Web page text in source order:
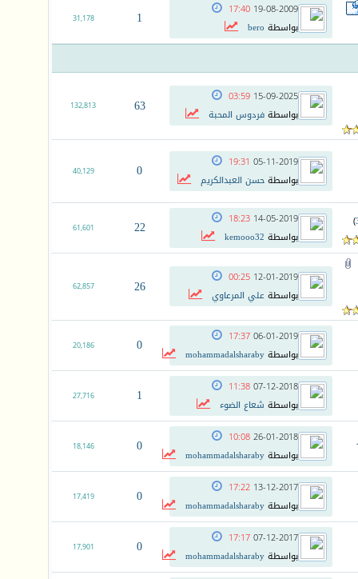
19-08-2009
17:40
بواسطة bero
1
31,178
15-09-2025
03:59
بواسطةفردوس المحبة 63
132,813
05-11-2019
19:31
بواسطةحسن العبدالكريم 0
40,129
)
14-05-2019
18:23
بواسطة kemooo32
22
61,601
12-01-2019
00:25
بواسطةعلي المرعاوي 26
62,857
06-01-2019
17:37
بواسطةmohammadalsharaby
0
20,186
07-12-2018
11:38
بواسطة شعاع الضوء 1
27,716
26-01-2018
10:08
بواسطةmohammadalsharaby
0
18,146
13-12-2017
17:22
بواسطةmohammadalsharaby
0
17,419
07-12-2017
17:17
بواسطةmohammadalsharaby
0
17,901